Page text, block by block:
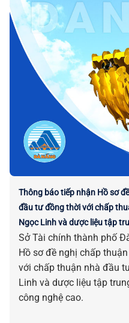
Thông báo tiếp nhận Hồ sơ
đầu tư đồng thời với chấp
Ngọc Linh và dược liệu tập
nghệ cao
Sở Tài chính thành phố
Hồ sơ đề nghị chấp
với chấp thuận nhà đầu
Linh và dược liệu tập
công nghệ cao.